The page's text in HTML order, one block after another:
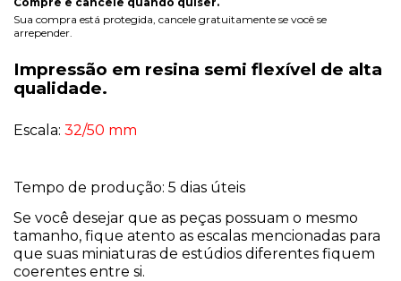
Sua compra está protegida, cancele gratuitamente se você se
arrepender.
Impressão em resina semi flexível de alta
qualidade.
Escala: 32/50 mm
Tempo de produção: 5 dias úteis
Se você desejar que as peças possuam o mesmo
tamanho, fique atento as escalas mencionadas para
que suas miniaturas de estúdios diferentes fiquem
coerentes entre si.